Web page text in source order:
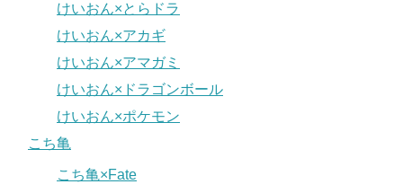
けいおん×とらドラ
けいおん×アカギ
けいおん×アマガミ
けいおん×ドラゴンボール
けいおん×ポケモン
こち亀
こち亀×Fate